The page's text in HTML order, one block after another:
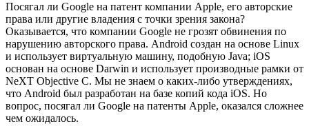
Посягал ли Google на патент компании Apple, его авторские
права или другие владения с точки зрения закона?
Оказывается, что компании Google не грозят обвинения по
нарушению авторского права. Android создан на основе Linux
и использует виртуальную машину, подобную Java; iOS
основан на основе Darwin и использует производные рамки от
NeXT Objective C. Мы не знаем о каких-либо утверждениях,
что Android был разработан на базе копий кода iOS. Но
вопрос, посягал ли Google на патенты Apple, оказался сложнее
чем ожидалось.